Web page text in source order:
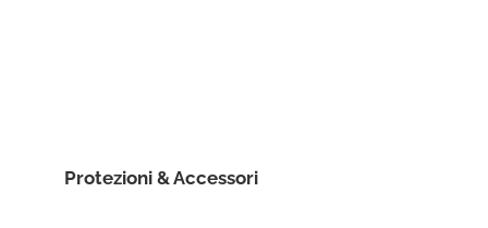
Protezioni & Accessori